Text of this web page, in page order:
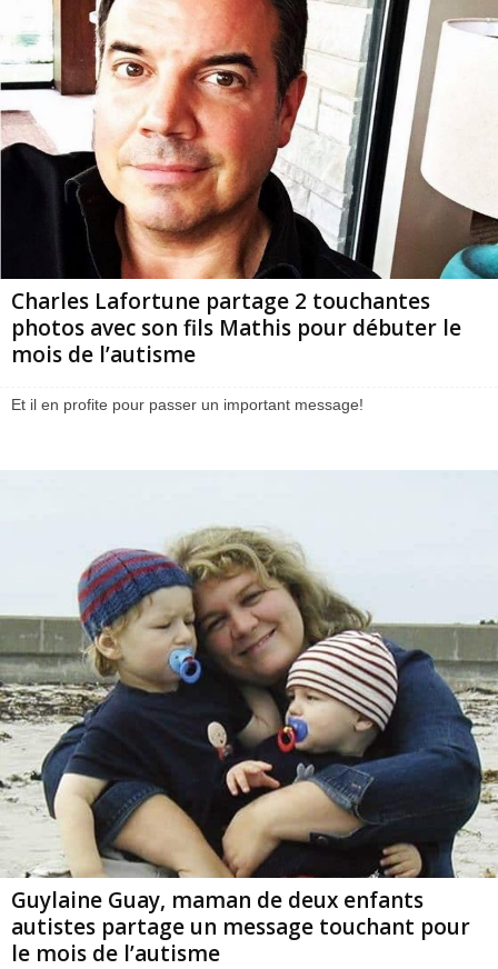
Charles Lafortune partage 2 touchantes
photos avec son fils Mathis pour débuter le
mois de l’autisme
Et il en profite pour passer un important message!
Guylaine Guay, maman de deux enfants
autistes partage un message touchant pour
le mois de l’autisme